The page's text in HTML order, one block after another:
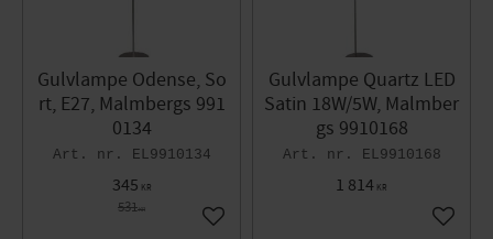
Gulvlampe Odense, So
rt, E27, Malmbergs 991
0134
EL9910134
345 KR
531KR
Gem som favorit
Gulvlampe Quartz LED
Satin 18W/5W, Malmber
gs 9910168
EL9910168
1 814 KR
Gem